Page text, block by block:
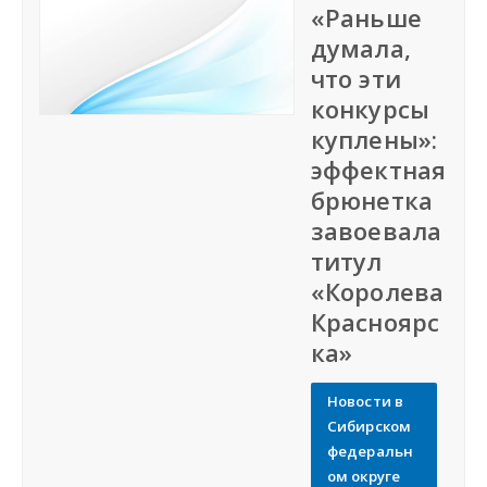
Новости Красноярского края
Сайты края
«Раньше
думала,
что эти
конкурсы
куплены»:
эффектная
брюнетка
завоевала
титул
«Королева
Красноярс
ка»
Новости в
Сибирском
федеральн
ом округе